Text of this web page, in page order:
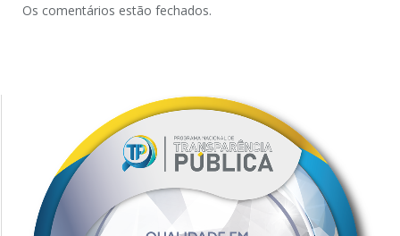
Os comentários estão fechados.